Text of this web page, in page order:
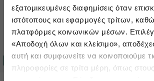
εξατομικευμένες διαφημίσεις όταν
ιστότοπους και εφαρμογές τρίτων,
πλατφόρμες κοινωνικών μέσων.
«Αποδοχή όλων και κλείσιμο»,
αυτή και συμφωνείτε να κοινοποιούμε
πληροφορίες σε τρίτα μέρη, όπως στους
35% OFF 35% OFF
Ανδρικά Παιδικά